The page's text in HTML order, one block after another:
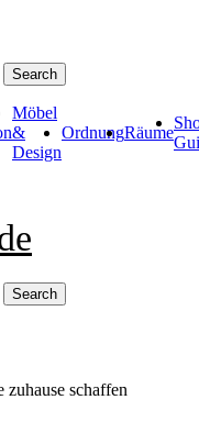
Search
Möbel
&
Design
OrdnungRäume
Search
schaffen